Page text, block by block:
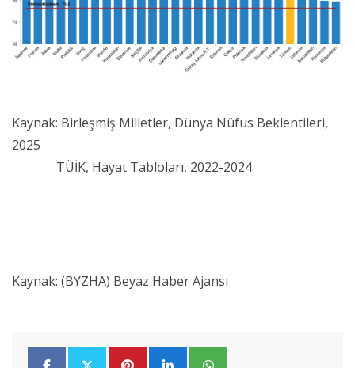
Kaynak: Birleşmiş Milletler, Dünya Nüfus Beklentileri,
2025
TÜİK, Hayat Tabloları, 2022-2024
Kaynak: (BYZHA) Beyaz Haber Ajansı